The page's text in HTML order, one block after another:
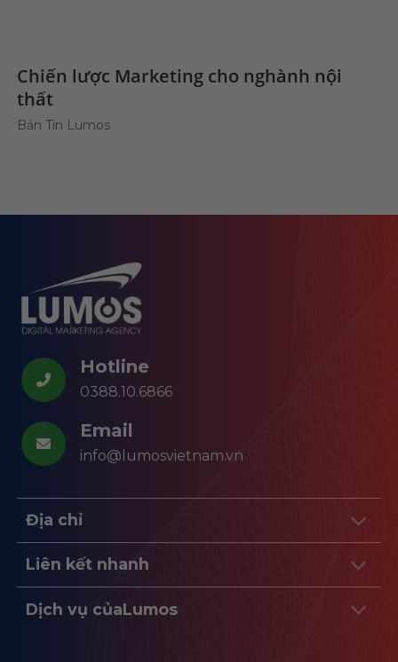
Chiến lược Marketing cho nghành nội
thất
Bản Tin Lumos
Hotline
0388.10.6866
Email
info@lumosvietnam.vn
Địa chỉ
Liên kết nhanh
Dịch vụ củaLumos